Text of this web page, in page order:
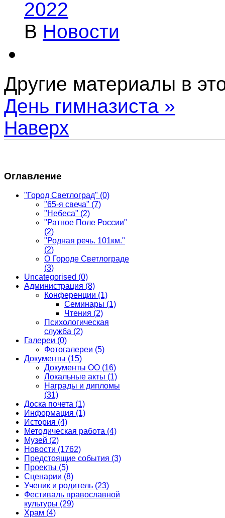
2022
В Новости
Другие материалы в
День гимназиста »
Наверх
Оглавление
"Город Светлоград" (0)
"65-я свеча" (7)
"Небеса" (2)
"Ратное Поле России"
(2)
"Родная речь. 101км."
(2)
О Городе Светлограде
(3)
Uncategorised (0)
Администрация (8)
Конференции (1)
Семинары (1)
Чтения (2)
Психологическая
служба (2)
Галереи (0)
Фотогалереи (5)
Документы (15)
Документы ОО (16)
Локальные акты (1)
Награды и дипломы
(31)
Доска почета (1)
Информация (1)
История (4)
Методическая работа (4)
Музей (2)
Новости (1762)
Предстоящие события (3)
Проекты (5)
Сценарии (8)
Ученик и родитель (23)
Фестиваль православной
культуры (29)
Храм (4)